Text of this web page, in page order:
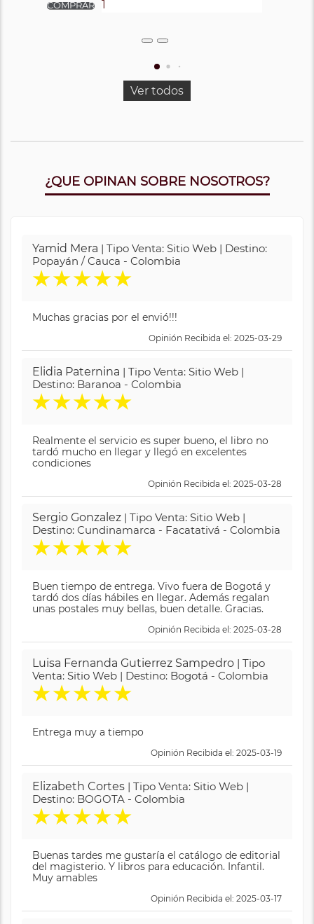
Ver todos
¿QUE OPINAN SOBRE NOSOTROS?
Yamid Mera | Tipo Venta: Sitio Web | Destino:
Popayán / Cauca - Colombia
★★★★★
Muchas gracias por el envió!!!
Opinión Recibida el: 2025-03-29
Elidia Paternina | Tipo Venta: Sitio Web |
Destino: Baranoa - Colombia
★★★★★
Realmente el servicio es super bueno, el libro no
tardó mucho en llegar y llegó en excelentes
condiciones
Opinión Recibida el: 2025-03-28
Sergio Gonzalez | Tipo Venta: Sitio Web |
Destino: Cundinamarca - Facatativá - Colombia
★★★★★
Buen tiempo de entrega. Vivo fuera de Bogotá y
tardó dos días hábiles en llegar. Además regalan
unas postales muy bellas, buen detalle. Gracias.
Opinión Recibida el: 2025-03-28
Luisa Fernanda Gutierrez Sampedro | Tipo
Venta: Sitio Web | Destino: Bogotá - Colombia
★★★★★
Entrega muy a tiempo
Opinión Recibida el: 2025-03-19
Elizabeth Cortes | Tipo Venta: Sitio Web |
Destino: BOGOTA - Colombia
★★★★★
Buenas tardes me gustaría el catálogo de editorial
del magisterio. Y libros para educación. Infantil.
Muy amables
Opinión Recibida el: 2025-03-17